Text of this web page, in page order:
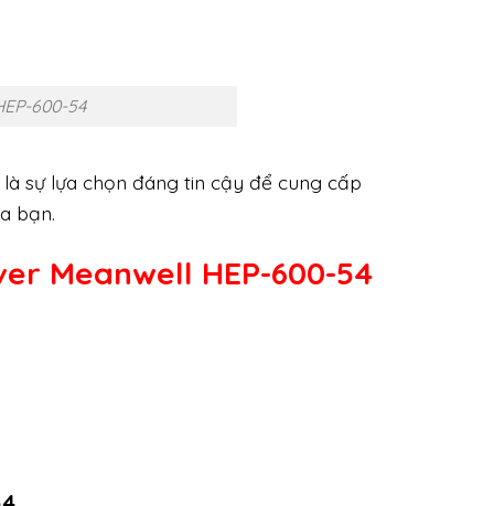
600-54
sự lựa chọn đáng tin cậy để cung cấp
bạn.
Meanwell HEP-600-54